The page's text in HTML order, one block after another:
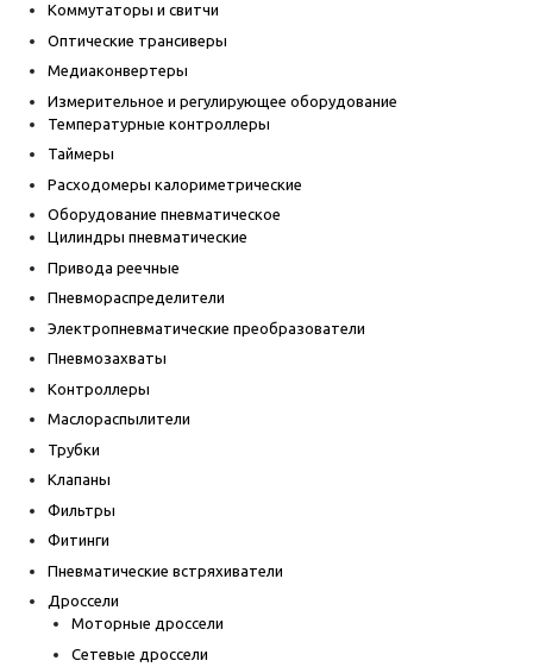
Коммутаторы и свитчи
Оптические трансиверы
Медиаконвертеры
Измерительное и регулирующее оборудование
Температурные контроллеры
Таймеры
Расходомеры калориметрические
Оборудование пневматическое
Цилиндры пневматические
Привода реечные
Пневмораспределители
Электропневматические преобразователи
Пневмозахваты
Контроллеры
Маслораспылители
Трубки
Клапаны
Фильтры
Фитинги
Пневматические встряхиватели
Дроссели
Моторные дроссели
Сетевые дроссели